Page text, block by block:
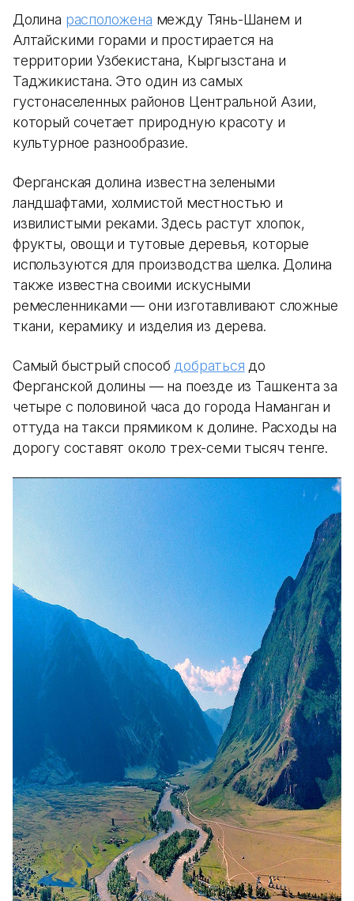
Долина расположена между Тянь-Шанем и
Алтайскими горами и простирается на
территории Узбекистана, Кыргызстана и
Таджикистана. Это один из самых
густонаселенных районов Центральной Азии,
который сочетает природную красоту и
культурное разнообразие.
Ферганская долина известна зелеными
ландшафтами, холмистой местностью и
извилистыми реками. Здесь растут хлопок,
фрукты, овощи и тутовые деревья, которые
используются для производства шелка. Долина
также известна своими искусными
ремесленниками — они изготавливают сложные
ткани, керамику и изделия из дерева.
Самый быстрый способ добраться до
Ферганской долины — на поезде из Ташкента за
четыре с половиной часа до города Наманган и
оттуда на такси прямиком к долине. Расходы на
дорогу составят около трех-семи тысяч тенге.